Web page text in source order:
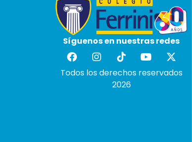
Síguenos en nuestras redes
Todos los derechos reservados
2026